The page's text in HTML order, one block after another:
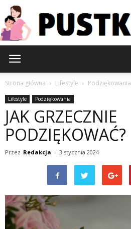
Strona główna Lifestyle Podziękowania
Lifestyle Podziękowania
JAK GRZECZNIE
PODZIĘKOWAĆ?
Przez Redakcja - 3 stycznia 2024